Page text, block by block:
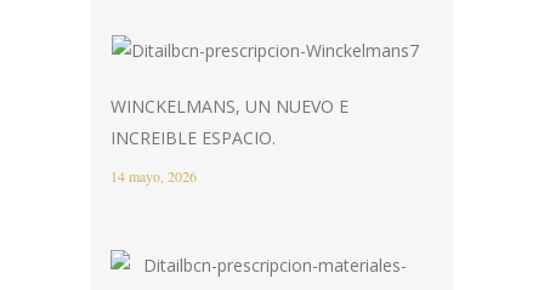
WINCKELMANS, UN NUEVO E
INCREIBLE ESPACIO.
14 mayo, 2026